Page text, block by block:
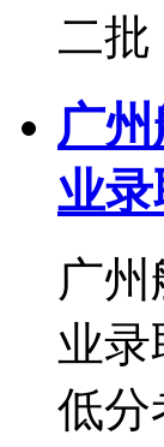
二批
广
业
广
业
低分